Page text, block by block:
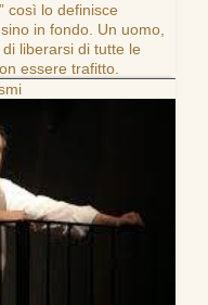
così lo definisce
in fondo. Un uomo,
liberarsi di tutte le
essere trafitto.